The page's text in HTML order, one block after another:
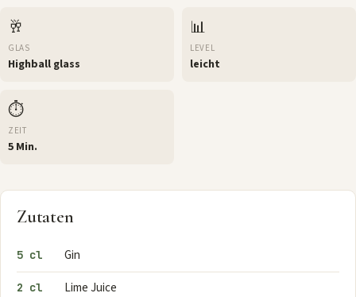
🥂
GLAS
Highball glass
📊
LEVEL
leicht
⏱️
ZEIT
5 Min.
Zutaten
5 cl Gin
2 cl Lime Juice